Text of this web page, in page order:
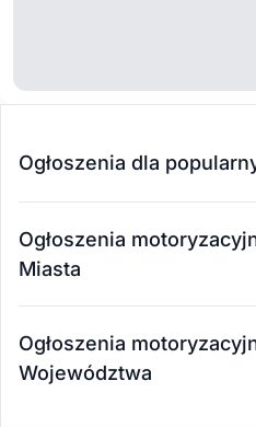
Ogłoszenia dla
Ogłoszenia
Miasta
Ogłoszenia
Województwa